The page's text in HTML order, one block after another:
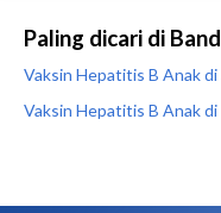
Paling dicari di
Vaksin Hepatitis B Anak di
Vaksin Hepatitis B Anak